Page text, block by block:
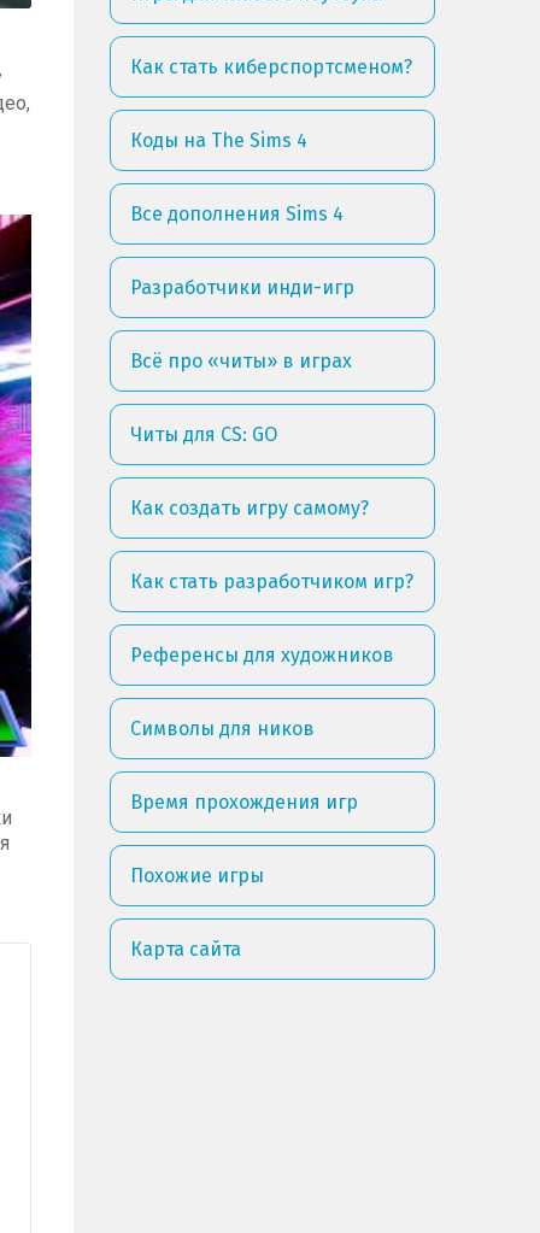
Как стать киберспортсменом?
Коды на The Sims 4
Все дополнения Sims 4
Разработчики инди-игр
Всё про «читы» в играх
Читы для CS: GO
Как создать игру самому?
Как стать разработчиком игр?
Референсы для художников
Символы для ников
Время прохождения игр
Похожие игры
Карта сайта